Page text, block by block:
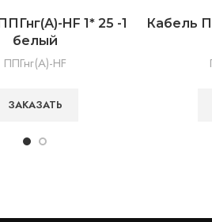
HF 1* 25 -1
белый
ППГнг(А)-HF
ЗАКАЗАТЬ
Кабель